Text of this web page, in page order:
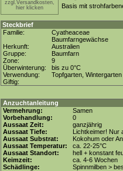
zzgl.Versandkosten,
hier klicken
Basis mit
Steckbrief
Familie:
Cyatheaceae
Baumfarngewächse
Herkunft:
Australien
Gruppe:
Baumfarn
Zone:
9
Überwinterung:
bis zu 0°C
Verwendung:
Topfgarten, Wintergarten
Giftig:
Anzuchtanleitung
Vermehrung:
Samen
Vorbehandlung:
0
Aussaat Zeit:
ganzjährig
Aussaat Tiefe:
Lichtkeimer! Nur
Aussaat Substrat:
Kokohum oder
Aussaat Temperatur:
ca. 22-25°C
Aussaat Standort:
hell + konstant
Keimzeit:
ca. 4-6 Wochen
Schädlinge:
Spinnmilben >